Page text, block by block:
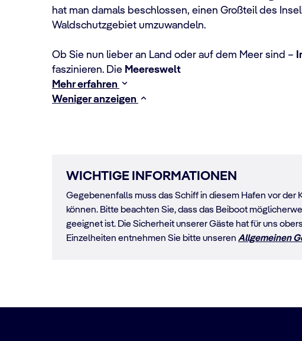
hat man damals beschlossen, einen Großteil des
Waldschutzgebiet umzuwandeln.
Ob Sie nun lieber an Land oder auf dem Meer sind –
faszinieren. Die Meereswelt
Mehr erfahren
Weniger anzeigen
WICHTIGE INFORMATIONEN
Gegebenenfalls muss das Schiff in diesem Hafen vor der
können. Bitte beachten Sie, dass das Beiboot
geeignet ist. Die Sicherheit unserer Gäste hat für uns
Einzelheiten entnehmen Sie bitte unseren Allgemeinen